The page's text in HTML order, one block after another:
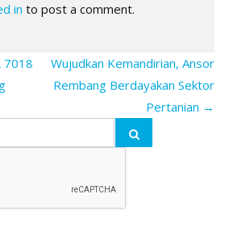
in to post a comment.
7018
Wujudkan Kemandirian, Ansor
Rembang Berdayakan Sektor
Pertanian →